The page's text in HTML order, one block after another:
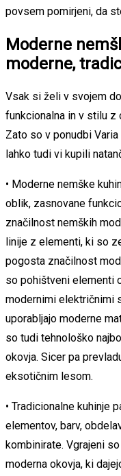
povsem pomirjeni, da
Moderne
moderne,
Vsak si želi v svojem
funkcionalna in v stilu z
Zato so v ponudbi
lahko tudi vi kupili
• Moderne nemške
oblik, zasnovane
značilnost nemških
linije z elementi, ki so
pogosta značilnost
so pohištveni elementi
modernimi električnimi
uporabljajo moderne
so tudi tehnološko
okovja. Sicer pa
eksotičnim lesom.
• Tradicionalne kuhinje
elementov, barv,
kombinirate. Vgrajeni
moderna okovja, ki